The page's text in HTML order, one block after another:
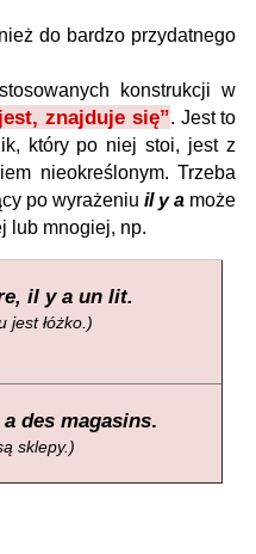
do bardzo przydatnego
konstrukcji w
znajduje się”. Jest to
który po niej stoi, jest z
nieokreślonym. Trzeba
po wyrażeniuil y a może
lub mnogiej, np.
il y a un lit.
jest łóżko.)
des magasins.
sklepy.)